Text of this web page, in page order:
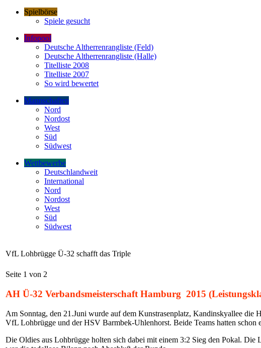
Spielbörse
Spiele gesucht
Infopool
Deutsche Altherrenrangliste (Feld)
Deutsche Altherrenrangliste (Halle)
Titelliste 2008
Titelliste 2007
So wird bewertet
Mannschaften
Nord
Nordost
West
Süd
Südwest
Wettbewerbe
Deutschlandweit
International
Nord
Nordost
West
Süd
Südwest
VfL Lohbrügge Ü-32 schafft das Triple
Seite 1 von 2
AH Ü-32 Verbandsmeisterschaft Hamburg 2015
Am Sonntag, den 21.Juni wurde auf dem Kunstrasenplatz, Kandinskyallee die
VfL Lohbrügge und der HSV Barmbek-Uhlenhorst. Beide Teams hatten schon
Die Oldies aus Lohbrügge holten sich dabei mit einem 3:2 Sieg den Pokal. Die